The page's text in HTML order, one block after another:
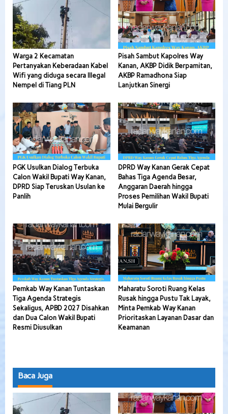
Warga 2 Kecamatan
Pertanyakan Keberadaan Kabel
Wifi yang diduga secara Illegal
Nempel di Tiang PLN
Pisah Sambut Kapolres Way
Kanan, AKBP Didik Berpamitan,
AKBP Ramadhona Siap
Lanjutkan Sinergi
PGK Usulkan Dialog Terbuka
Calon Wakil Bupati Way Kanan,
DPRD Siap Teruskan Usulan ke
Panlih
DPRD Way Kanan Gerak Cepat
Bahas Tiga Agenda Besar,
Anggaran Daerah hingga
Proses Pemilihan Wakil Bupati
Mulai Bergulir
Pemkab Way Kanan Tuntaskan
Tiga Agenda Strategis
Sekaligus, APBD 2027 Disahkan
dan Dua Calon Wakil Bupati
Resmi Diusulkan
Maharatu Soroti Ruang Kelas
Rusak hingga Pustu Tak Layak,
Minta Pemkab Way Kanan
Prioritaskan Layanan Dasar dan
Keamanan
Baca Juga